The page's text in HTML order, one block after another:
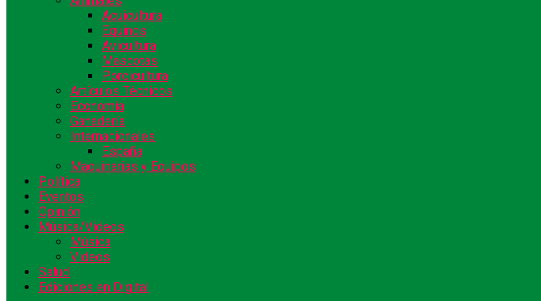
Acuicultura
Equinos
Avicultura
Mascotas
Porcicultura
Artículos Técnicos
Economía
Ganadería
Internacionales
España
Maquinarias y Equipos
Política
Eventos
Opinión
Música/Videos
Música
Videos
Salud
Ediciones en Digital